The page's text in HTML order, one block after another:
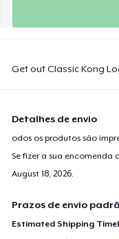
Get out Classic Kong
Detalhes de envio
odos os produtos são
Se fizer a sua encomenda
August 18, 2026
Prazos de envio
Estimated Shipping